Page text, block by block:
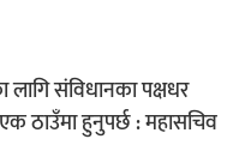
लागि संविधानका पक्षधर
ठाउँमा हुनुपर्छ : महासचिव